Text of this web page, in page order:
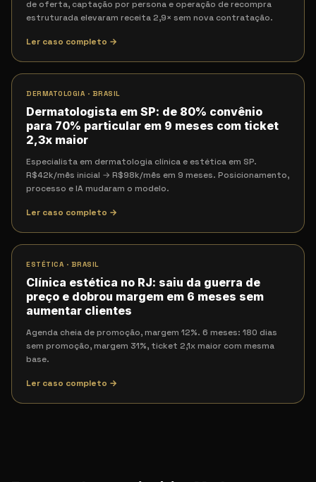
de oferta, captação por persona e operação de recompra
estruturada elevaram receita 2,9× sem nova contratação.
Ler caso completo →
DERMATOLOGIA · BRASIL
Dermatologista em SP: de 80% convênio
para 70% particular em 9 meses com ticket
2,3x maior
Especialista em dermatologia clínica e estética em SP.
R$42k/mês inicial → R$98k/mês em 9 meses. Posicionamento,
processo e IA mudaram o modelo.
Ler caso completo →
ESTÉTICA · BRASIL
Clínica estética no RJ: saiu da guerra de
preço e dobrou margem em 6 meses sem
aumentar clientes
Agenda cheia de promoção, margem 12%. 6 meses: 180 dias
sem promoção, margem 31%, ticket 2,1x maior com mesma
base.
Ler caso completo →